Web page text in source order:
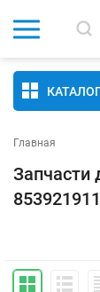
Главная
Запчасти